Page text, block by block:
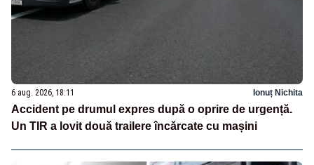
6 aug. 2026, 18:11 Ionuț Nichita
Accident pe drumul expres după o oprire de urgență.
Un TIR a lovit două trailere încărcate cu mașini